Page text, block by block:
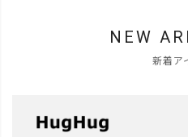
NEW
新着ア